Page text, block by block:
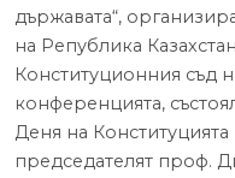
държавата“,
на Република
Конституционния съд
конференцията,
Деня на Конституцията
председателят проф.